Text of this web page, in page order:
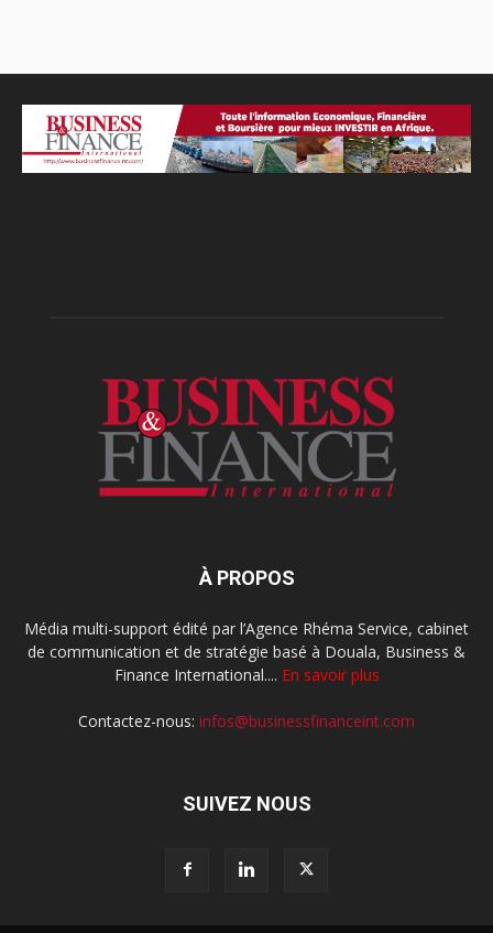
À PROPOS
Média multi-support édité par l’Agence Rhéma Service, cabinet
de communication et de stratégie basé à Douala, Business &
Finance International.... En savoir plus
Contactez-nous: infos@businessfinanceint.com
SUIVEZ NOUS